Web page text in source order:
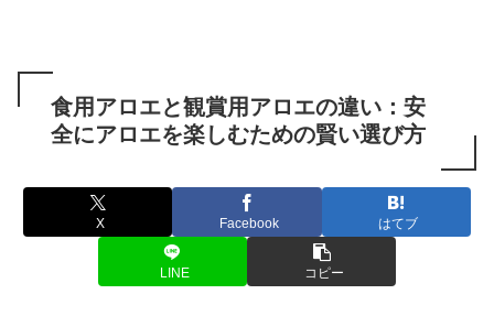
食用アロエと観賞用アロエの違い：安
全にアロエを楽しむための賢い選び方
X Facebook はてブ
LINE コピー